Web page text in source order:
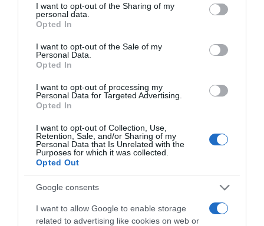
not limited to your visit or usage behaviour. You may click to
grant or deny consent to Google and its third-party tags to
use your data for below specified purposes in below Google
consent section.
I want to opt-out of the Sharing of my
personal data.
Opted In
I want to opt-out of the Sale of my
Personal Data.
Opted In
I want to opt-out of processing my
Personal Data for Targeted Advertising.
Opted In
I want to opt-out of Collection, Use,
Retention, Sale, and/or Sharing of my
Personal Data that Is Unrelated with the
Purposes for which it was collected.
Opted Out
Google consents
I want to allow Google to enable storage
related to advertising like cookies on web or
Taylor Swift egyik legismertebb számára táncol. Ugyan
nem akart feltűnést kelteni a londoni koncerten, a
Megosztás:
Címkék: koncert, buli,Taylor Swift,Vilmos herceg
fotózás
Korábbi bejegyzések Következő bejegyzés
HASONLÓ BEJEGYZÉSEK